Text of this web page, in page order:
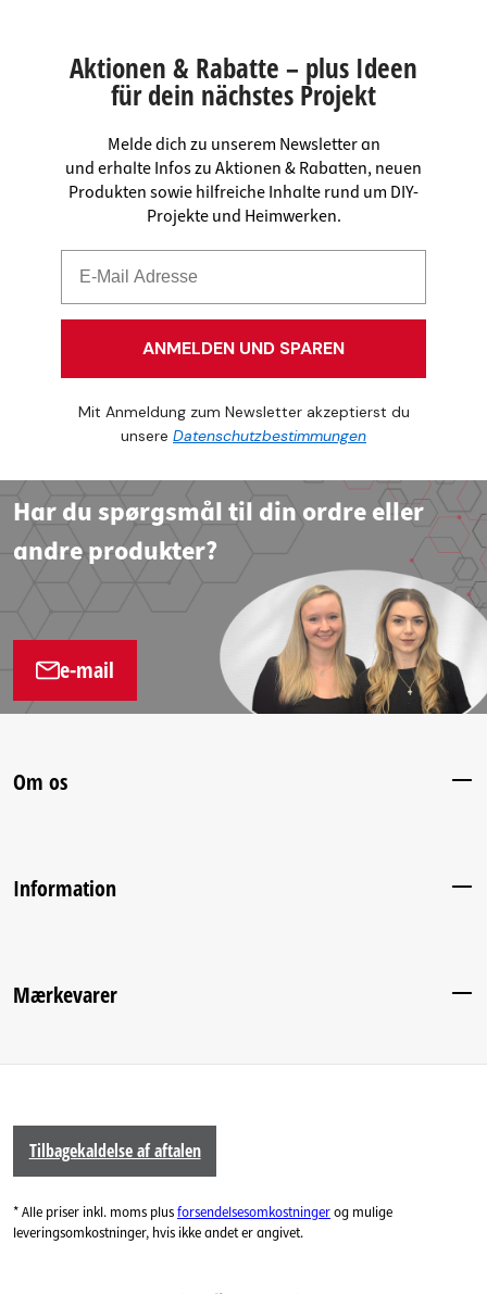
Aktionen & Rabatte – plus Ideen
für dein nächstes Projekt
Melde dich zu unserem Newsletter an
und erhalte Infos zu Aktionen & Rabatten, neuen
Produkten sowie hilfreiche Inhalte rund um DIY-
Projekte und Heimwerken.
ANMELDEN UND SPAREN
Mit Anmeldung zum Newsletter akzeptierst du
unsere Datenschutzbestimmungen
Har du spørgsmål til din ordre eller
andre produkter?
e-mail
Om os
Information
Mærkevarer
Tilbagekaldelse af aftalen
* Alle priser inkl. moms plusforsendelsesomkostningerog mulige
leveringsomkostninger, hvis ikke andet er angivet.